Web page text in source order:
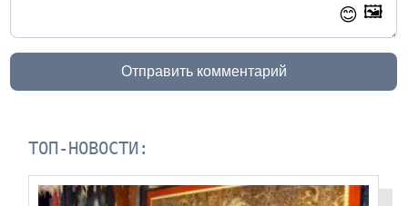
😊 🖼️
Отправить комментарий
ТОП-НОВОСТИ: